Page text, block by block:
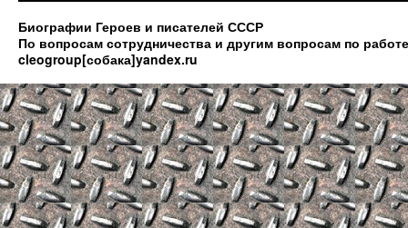
Биографии Героев и писателей СССР
По вопросам сотрудничества и другим вопросам по
cleogroup[собака]yandex.ru